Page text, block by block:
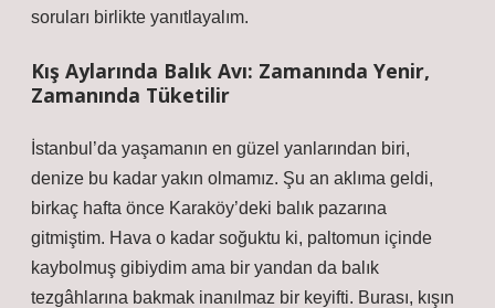
soruları birlikte yanıtlayalım.
Kış Aylarında Balık Avı: Zamanında Yenir,
Zamanında Tüketilir
İstanbul’da yaşamanın en güzel yanlarından biri,
denize bu kadar yakın olmamız. Şu an aklıma geldi,
birkaç hafta önce Karaköy’deki balık pazarına
gitmiştim. Hava o kadar soğuktu ki, paltomun içinde
kaybolmuş gibiydim ama bir yandan da balık
tezgâhlarına bakmak inanılmaz bir keyifti. Burası, kışın